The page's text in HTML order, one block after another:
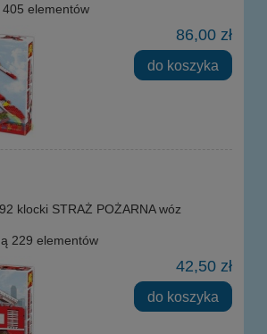
elementów
86,00 zł
do koszyka
klocki STRAŻ POŻARNA wóz
229 elementów
42,50 zł
do koszyka